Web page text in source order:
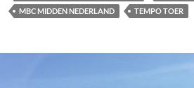
MBC MIDDEN NEDERLAND
TEMPO TOER